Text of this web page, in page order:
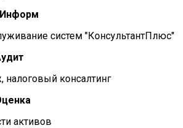
систем "КонсультантПлюс"
налоговый консалтинг
активов